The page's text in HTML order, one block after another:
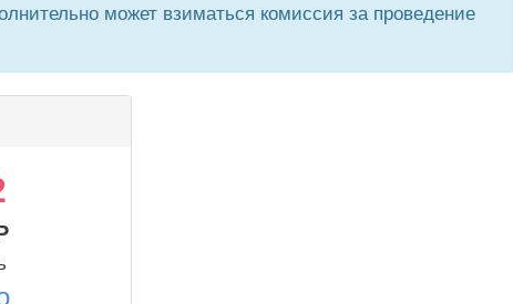
может взиматься комиссия за проведение